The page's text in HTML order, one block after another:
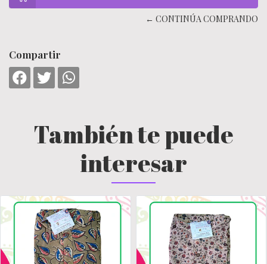
← CONTINÚA COMPRANDO
Compartir
También te puede
interesar